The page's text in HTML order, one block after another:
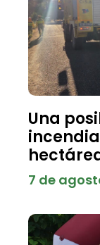
Una
7 de